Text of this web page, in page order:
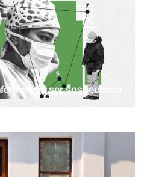
sin ser sospechoso